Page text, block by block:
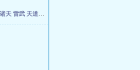
天 雷武 天道天骄